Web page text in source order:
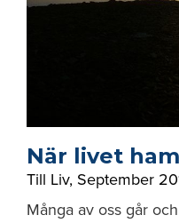
När livet
Till Liv, September
Många av oss går